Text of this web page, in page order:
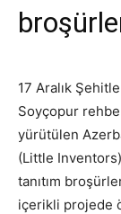
17 Aralık
Soyçopur
yürütülen
(Little
tanıtım
içerikli projede